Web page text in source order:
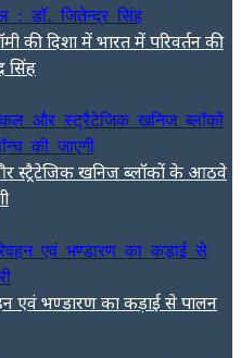
की दिशा में भारत में परिवर्तन की
सिंह
और स्ट्रैटेजिक खनिज ब्लॉकों के आठवे
एवं भण्डारण का कड़ाई से पालन